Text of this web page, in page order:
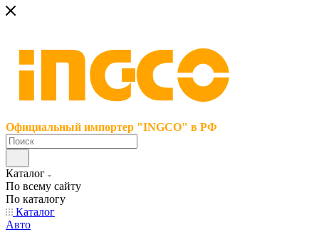
Официальный импортер "INGCO" в РФ
Каталог
По всему сайту
По каталогу
Каталог
Авто